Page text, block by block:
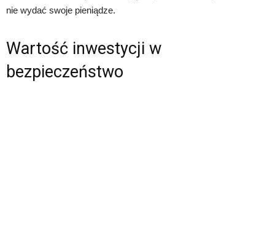
nie wydać swoje pieniądze.
Wartość inwestycji w
bezpieczeństwo